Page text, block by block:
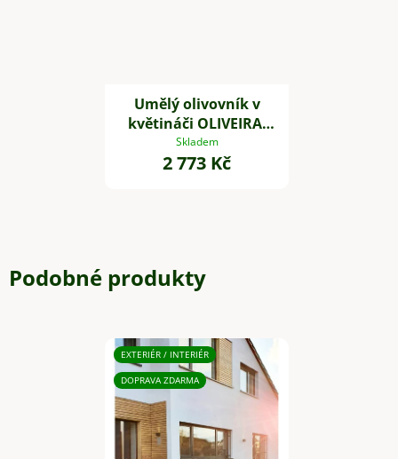
Umělý olivovník v
květináči OLIVEIRA,
plast, výška 60 cm
Skladem
2 773 Kč
Podobné produkty
EXTERIÉR / INTERIÉR
DOPRAVA ZDARMA